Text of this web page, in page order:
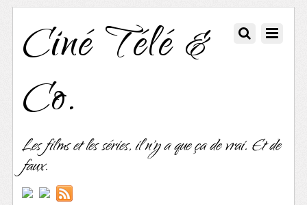
Ciné Télé &
Co.
Les films et les séries, il n'y a que ça de vrai. Et de
faux.